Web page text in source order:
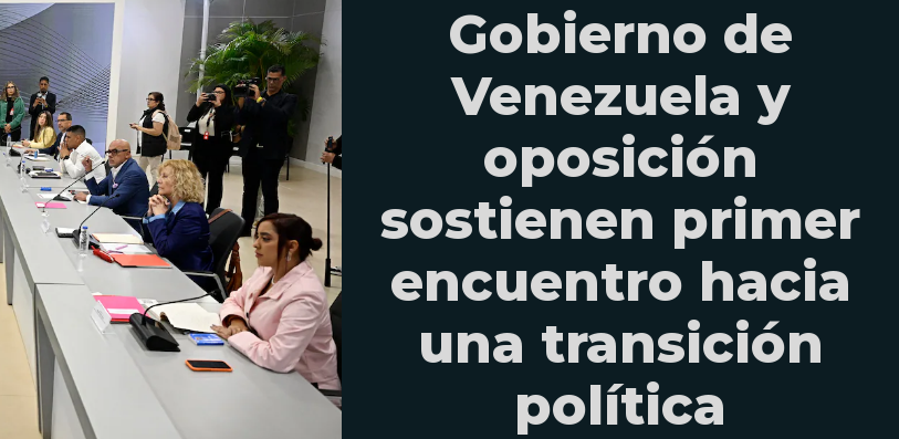
Gobierno de
Venezuela y
oposición
sostienen primer
encuentro hacia
una transición
política